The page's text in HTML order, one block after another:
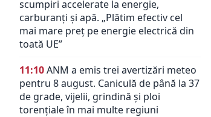
scumpiri accelerate la energie,
carburanți și apă. „Plătim efectiv cel
mai mare preț pe energie electrică din
toată UE”
11:10ANM a emis trei avertizări meteo
pentru 8 august. Caniculă de până la 37
de grade, vijelii, grindină și ploi
torențiale în mai multe regiuni